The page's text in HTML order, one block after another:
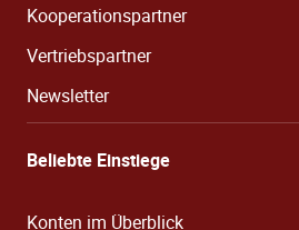
Kooperationspartner
Vertriebspartner
Newsletter
Beliebte Einstiege
Konten im Überblick